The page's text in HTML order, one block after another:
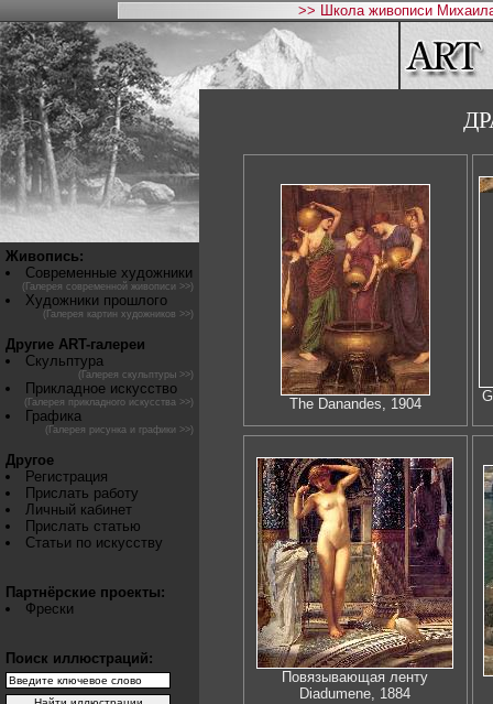
>> Школа живописи
Живопись:
Современные художники
(Галерея современной живописи >>)
Художники прошлого
(Галерея картин художников >>)
Другие ART-галереи
Скульптура
(Галерея скульптуры >>)
Прикладное искусство
(Галерея прикладного искусства >>)
Графика
(Галерея рисунка и графики >>)
Другое
Регистрация
Прислать работу
Личный кабинет
Прислать статью
Статьи по искусству
Партнёрские проекты:
Фрески
Поиск иллюстраций:
The Danandes, 1904
Повязывающая ленту
Diadumene, 1884